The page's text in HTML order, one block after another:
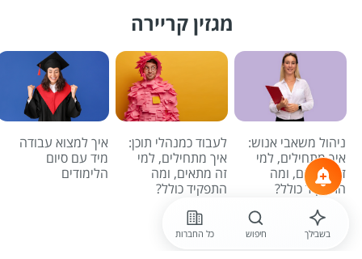
מגזין קריירה
ניהול משאבי אנוש:
איך מתחילים, למי
זה מתאים, ומה
התפקיד כולל?
לעבוד כמנהלי תוכן:
איך מתחילים, למי
זה מתאים, ומה
התפקיד כולל?
איך למצוא עבודה
מיד עם סיום
הלימודים
לכל הכתבות
בשבילך חיפוש כל החברות